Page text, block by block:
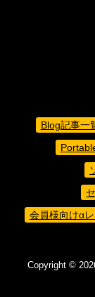
Blog記事一
会員様向けα
Copyright ©